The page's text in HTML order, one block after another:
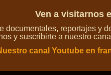
Ven a visitarnos
documentales, reportajes y
y suscribirte a nuestro
canal Youtube en